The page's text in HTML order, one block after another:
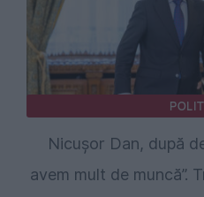
Nicușor Dan, după
avem mult de muncă”.